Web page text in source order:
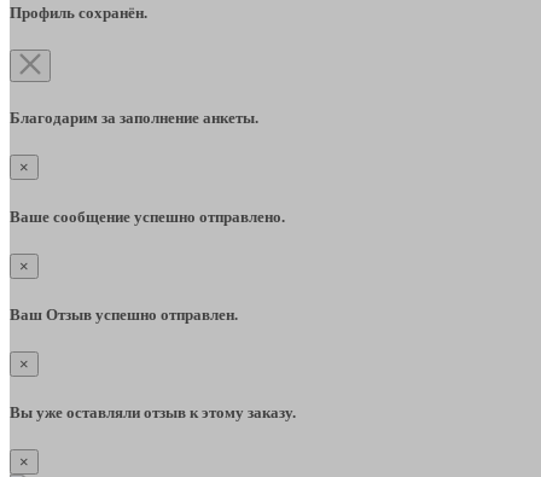
Профиль сохранён.
Благодарим за заполнение анкеты.
×
Ваше сообщение успешно отправлено.
×
Ваш Отзыв успешно отправлен.
×
Вы уже оставляли отзыв к этому заказу.
×